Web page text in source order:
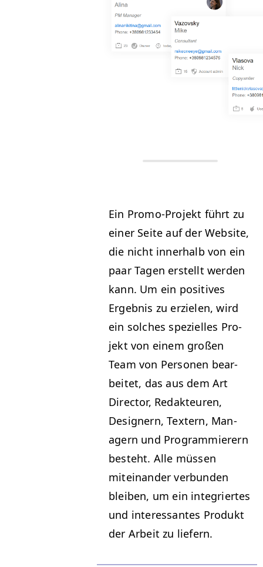
Ein Pro­mo-Pro­jekt führt zu
ein­er Seite auf der Web­site,
die nicht inner­halb von ein
paar Tagen erstellt wer­den
kann. Um ein pos­i­tives
Ergeb­nis zu erzie­len, wird
ein solch­es spezielles Pro­
jekt von einem großen
Team von Per­so­n­en bear­
beit­et, das aus dem Art
Direc­tor, Redak­teuren,
Design­ern, Tex­tern, Man­
agern und Pro­gram­mier­ern
beste­ht. Alle müssen
miteinan­der ver­bun­den
bleiben, um ein inte­gri­ertes
und inter­es­santes Pro­dukt
der Arbeit zu liefern.